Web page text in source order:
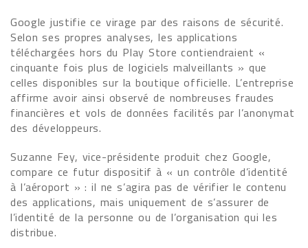
Google justifie ce virage par des raisons de sécurité.
Selon ses propres analyses, les applications
téléchargées hors du Play Store contiendraient «
cinquante fois plus de logiciels malveillants » que
celles disponibles sur la boutique officielle. L’entreprise
affirme avoir ainsi observé de nombreuses fraudes
financières et vols de données facilités par l’anonymat
des développeurs.
Suzanne Fey, vice-présidente produit chez Google,
compare ce futur dispositif à « un contrôle d’identité
à l’aéroport » : il ne s’agira pas de vérifier le contenu
des applications, mais uniquement de s’assurer de
l’identité de la personne ou de l’organisation qui les
distribue.